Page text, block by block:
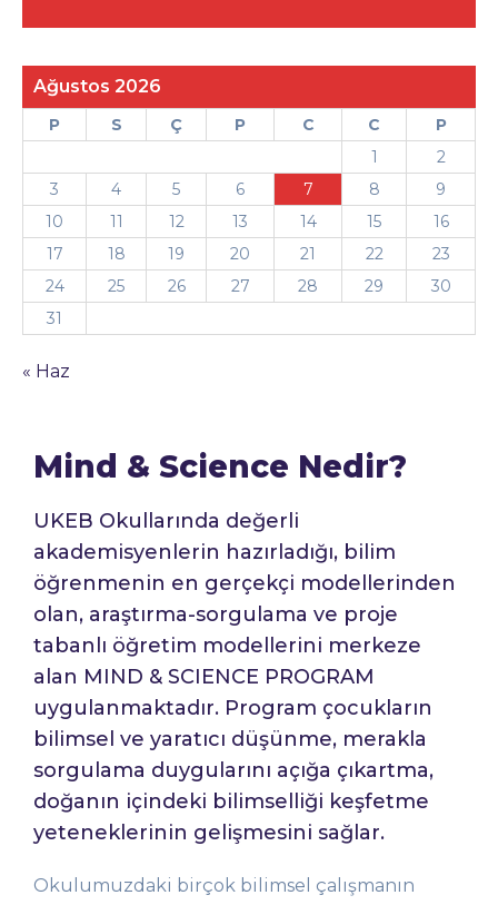
Ağustos 2026
P S Ç P C C
P
1
2
3
4 5 6 7 8
9
10
11 12 13 14 15
16
17
18 19 20 21 22
23
24
25 26 27 28 29
30
31
« Haz
Mind & Science Nedir?
UKEB Okullarında değerli
akademisyenlerin hazırladığı, bilim
öğrenmenin en gerçekçi modellerinden
olan, araştırma-sorgulama ve proje
tabanlı öğretim modellerini merkeze
alan MIND & SCIENCE PROGRAM
uygulanmaktadır. Program çocukların
bilimsel ve yaratıcı düşünme, merakla
sorgulama duygularını açığa çıkartma,
doğanın içindeki bilimselliği keşfetme
yeteneklerinin gelişmesini sağlar.
Okulumuzdaki birçok bilimsel çalışmanın